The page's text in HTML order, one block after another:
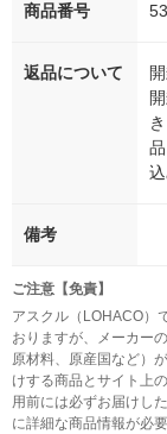
商品番号
返品について
備考
ご注意【免責】
アスクル（LOHACO）
おりますが、メーカー
原材料、原産国など）
けする商品とサイト上
用前には必ずお届けし
に詳細な商品情報が必